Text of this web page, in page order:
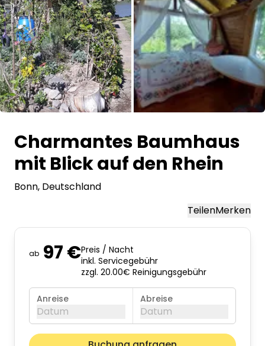
Shop
Kontakt
Select language
Charmantes Baumhaus
mit Blick auf den Rhein
Bonn, Deutschland
TeilenMerken
ab 97 €Preis / Nacht
inkl. Servicegebühr
zzgl. 20.00€ Reinigungsgebühr
Anreise
Datum
Abreise
Datum
August 2026